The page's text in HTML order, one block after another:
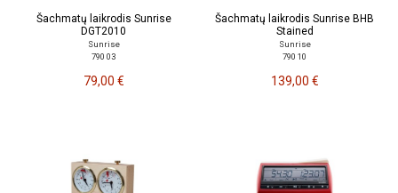
Šachmatų laikrodis Sunrise
DGT2010
Sunrise
790 03
79,00 €
Šachmatų laikrodis Sunrise BHB
Stained
Sunrise
790 10
139,00 €